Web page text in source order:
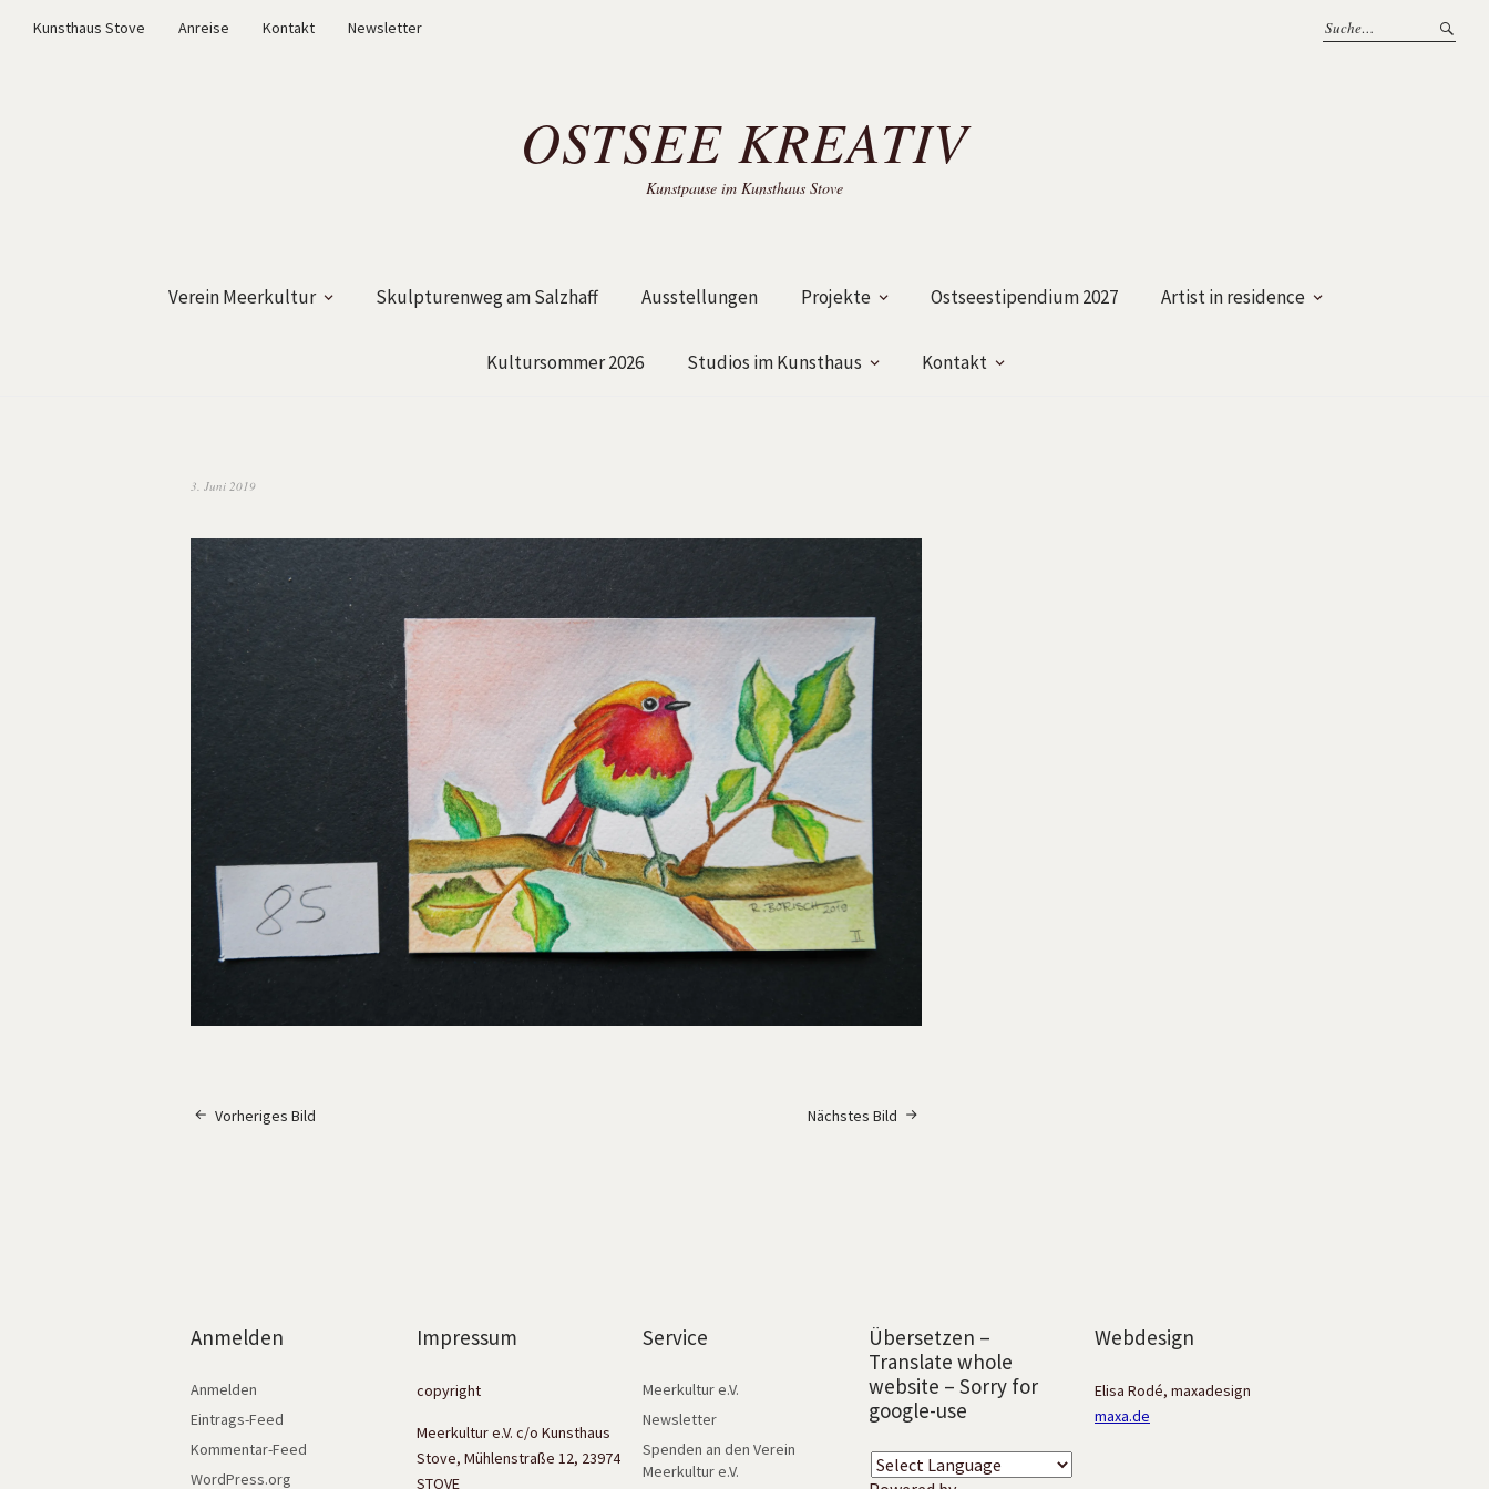
Kunsthaus Stove Anreise Kontakt Newsletter
OSTSEE KREATIV
Kunstpause im Kunsthaus Stove
Verein Meerkultur Skulpturenweg am Salzhaff Ausstellungen Projekte Ostseestipendium 2027 Artist in residence
Kultursommer 2026 Studios im Kunsthaus Kontakt
3. Juni 2019
Nächstes Bild
Vorheriges Bild
Anmelden
Anmelden
Eintrags-Feed
Kommentar-Feed
WordPress.org
Impressum
copyright
Meerkultur e.V. c/o Kunsthaus
Stove, Mühlenstraße 12, 23974
STOVE
Service
Meerkultur e.V.
Newsletter
Spenden an den Verein
Meerkultur e.V.
Übersetzen –
Translate whole
website – Sorry for
google-use
Webdesign
Elisa Rodé, maxadesign
maxa.de